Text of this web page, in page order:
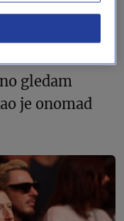
vodio
da ja
gledam
je onomad